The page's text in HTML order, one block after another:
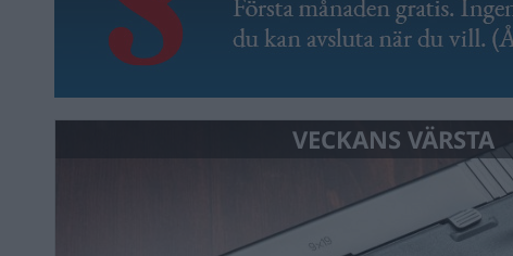
VECKANS VÄRSTA